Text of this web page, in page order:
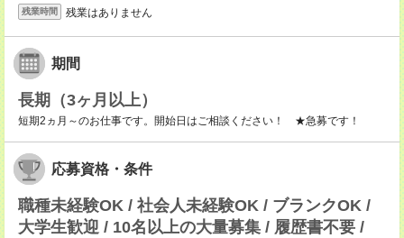
残業時間 残業はありません
期間
長期（3ヶ月以上）
短期2ヵ月～のお仕事です。開始日はご相談ください！ ★急募です！
応募資格・条件
職種未経験OK / 社会人未経験OK / ブランクOK /
大学生歓迎 / 10名以上の大量募集 / 履歴書不要 /